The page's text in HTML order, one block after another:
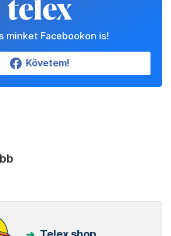
minket Facebookon is!
Követem!